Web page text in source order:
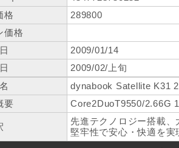
格
289800
価格
2009/01/14
2009/02/上旬
dynabook Satellite K31
要
Core2DuoT9550/2.66G
先進テクノロジー搭載
堅牢性で安心・快適を実